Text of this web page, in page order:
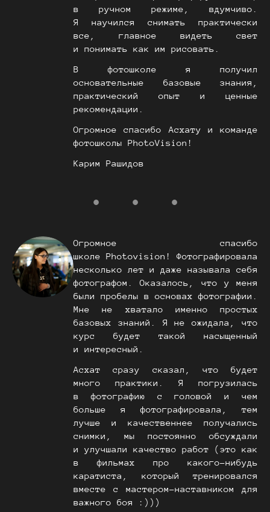
в ручном режиме, вдумчиво.
Я научился снимать практически
все, главное видеть свет
и понимать как им рисовать.
В фотошколе я получил
основательные базовые знания,
практический опыт и ценные
рекомендации.
Огромное спасибо Асхату и команде
фотошколы PhotoVision!
Карим Рашидов
Огромное спасибо
школе Photovision! Фотографировала
несколько лет и даже называла себя
фотографом. Оказалось, что у меня
были пробелы в основах фотографии.
Мне не хватало именно простых
базовых знаний. Я не ожидала, что
курс будет такой насыщенный
и интересный.
Асхат сразу сказал, что будет
много практики. Я погрузилась
в фотографию с головой и чем
больше я фотографировала, тем
лучше и качественнее получались
снимки, мы постоянно обсуждали
и улучшали качество работ (это как
в фильмах про какого-нибудь
каратиста, который тренировался
вместе с мастером-наставником для
важного боя :)))